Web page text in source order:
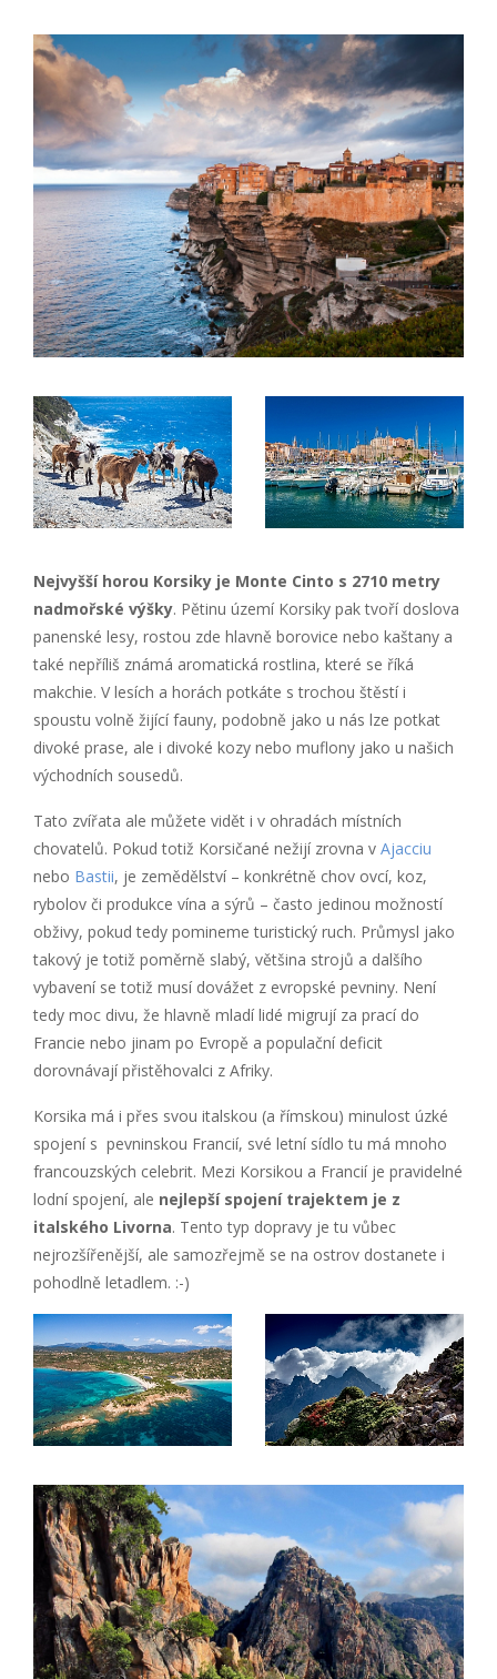
Nejvyšší horou Korsiky je Monte Cinto s 2710 metry
nadmořské výšky. Pětinu území Korsiky pak tvoří doslova
panenské lesy, rostou zde hlavně borovice nebo kaštany a
také nepříliš známá aromatická rostlina, které se říká
makchie. V lesích a horách potkáte s trochou štěstí i
spoustu volně žijící fauny, podobně jako u nás lze potkat
divoké prase, ale i divoké kozy nebo muflony jako u našich
východních sousedů.
Tato zvířata ale můžete vidět i v ohradách místních
chovatelů. Pokud totiž Korsičané nežijí zrovna v Ajacciu
nebo Bastii, je zemědělství – konkrétně chov ovcí, koz,
rybolov či produkce vína a sýrů – často jedinou možností
obživy, pokud tedy pomineme turistický ruch. Průmysl jako
takový je totiž poměrně slabý, většina strojů a dalšího
vybavení se totiž musí dovážet z evropské pevniny. Není
tedy moc divu, že hlavně mladí lidé migrují za prací do
Francie nebo jinam po Evropě a populační deficit
dorovnávají přistěhovalci z Afriky.
Korsika má i přes svou italskou (a římskou) minulost úzké
spojení s pevninskou Francií, své letní sídlo tu má mnoho
francouzských celebrit. Mezi Korsikou a Francií je pravidelné
lodní spojení, ale nejlepší spojení trajektem je z
italského Livorna. Tento typ dopravy je tu vůbec
nejrozšířenější, ale samozřejmě se na ostrov dostanete i
pohodlně letadlem. :-)